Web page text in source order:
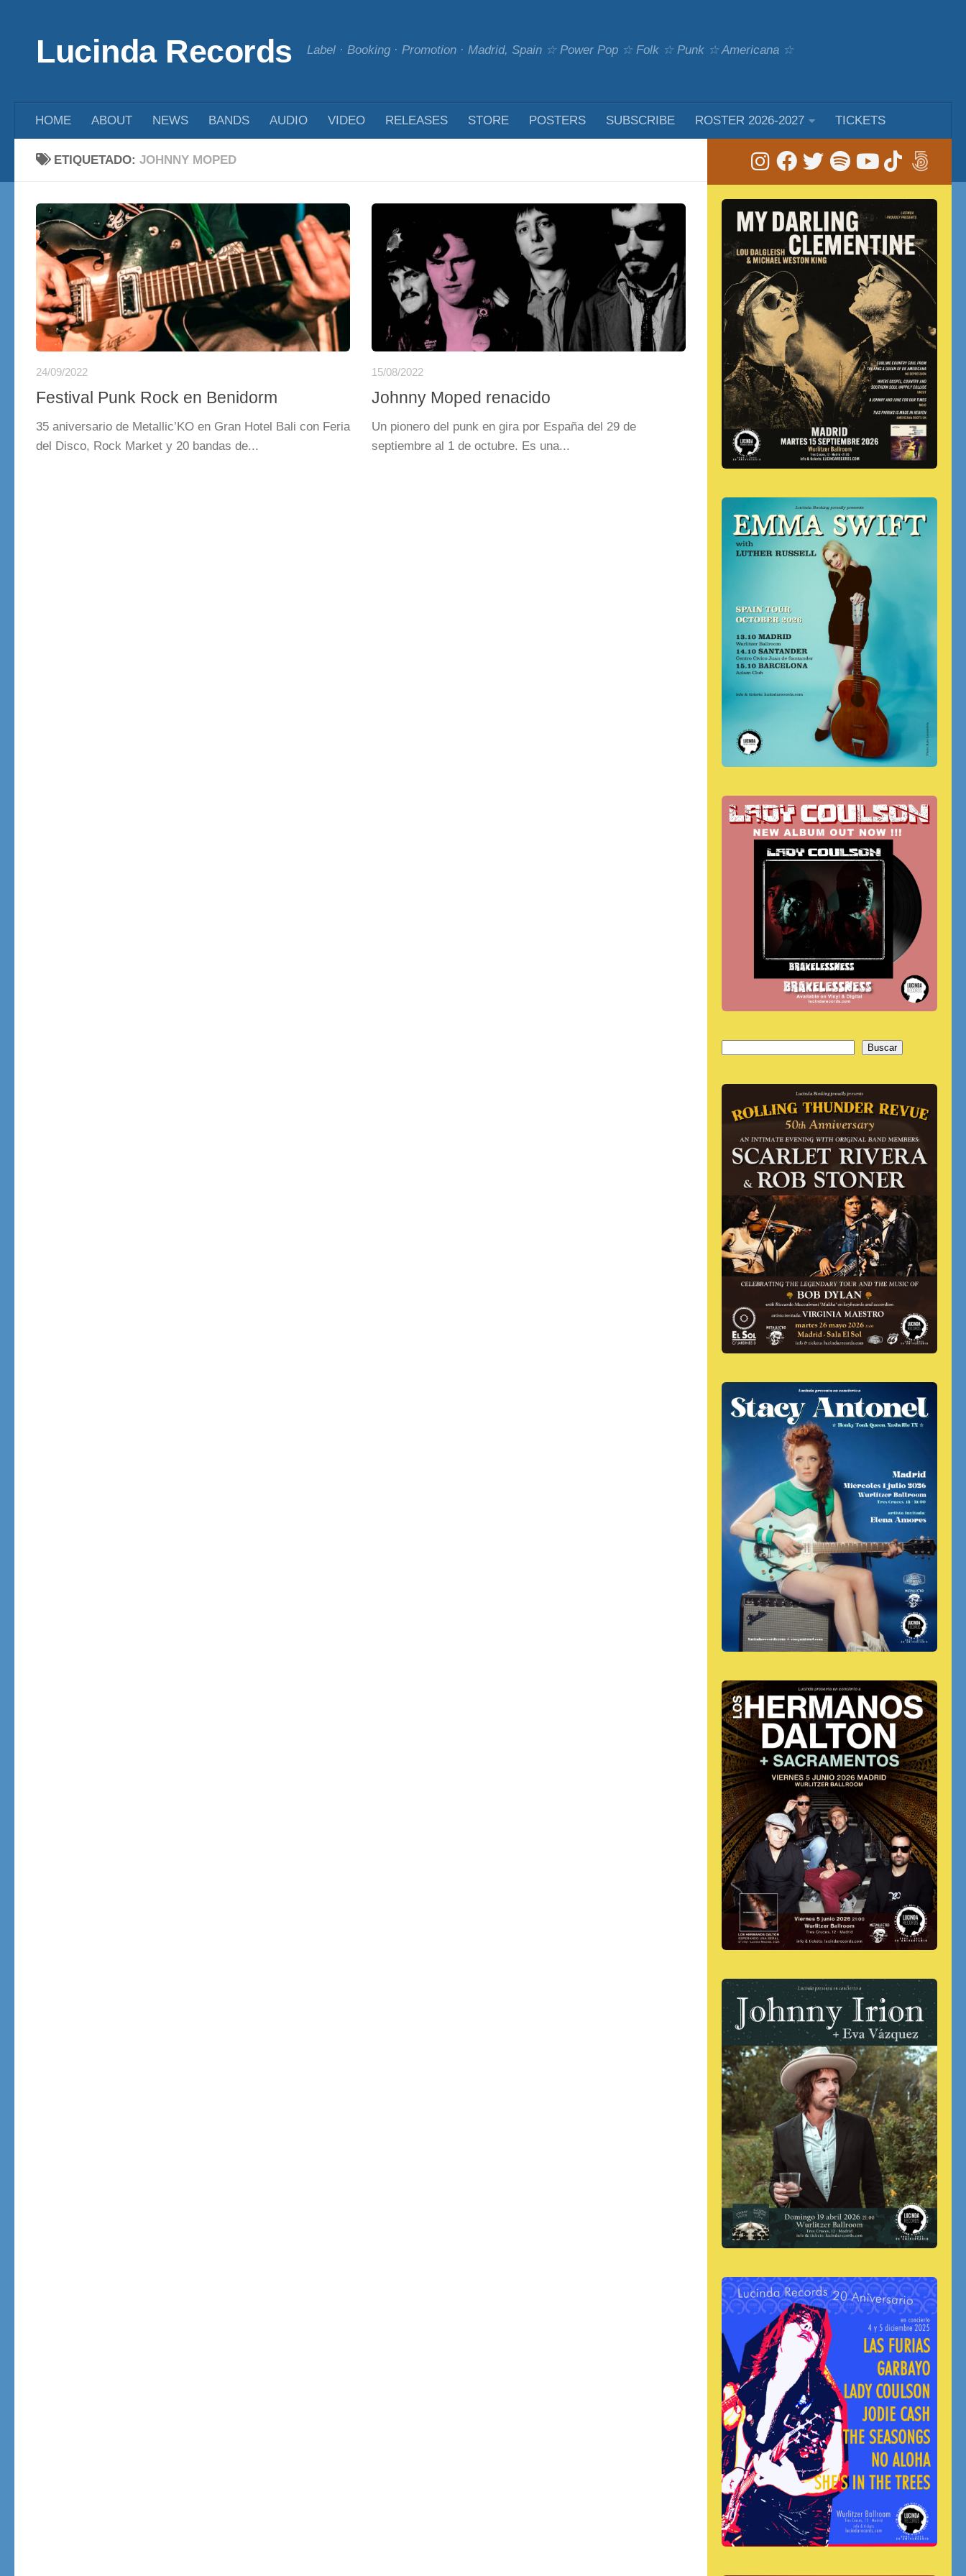
Lucinda Records Label · Booking · Promotion · Madrid, Spain ☆ Power Pop ☆ Folk ☆ Punk ☆ Americana ☆
HOME ABOUT NEWS BANDS AUDIO VIDEO RELEASES STORE POSTERS SUBSCRIBE ROSTER 2026-2027 TICKETS
ETIQUETADO: JOHNNY MOPED
24/09/2022
Festival Punk Rock en Benidorm
35 aniversario de Metallic’KO en Gran Hotel Bali con Feria
del Disco, Rock Market y 20 bandas de...
15/08/2022
Johnny Moped renacido
Un pionero del punk en gira por España del 29 de
septiembre al 1 de octubre. Es una...
Buscar